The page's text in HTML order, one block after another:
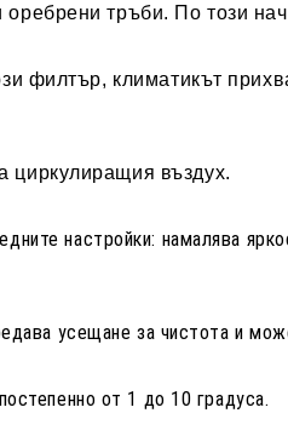
тръби. По този
филтър, климатикът
циркулиращия въздух.
настройки: намалява
усещане за чистота и
от 1 до 10 градуса.